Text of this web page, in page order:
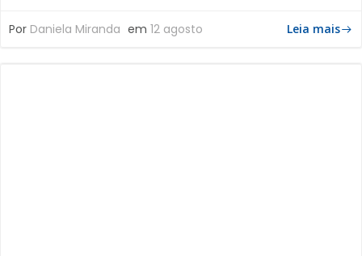
Por Daniela Miranda em 12 agosto Leia mais